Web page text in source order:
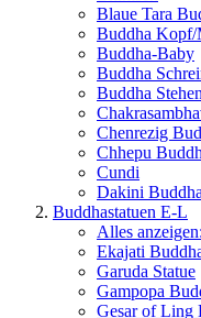
Blaue Tara
Buddha Kopf/
Buddha-Baby
Buddha
Buddha
Chenrezig
Chhepu
Cundi
Dakini
Buddhastatuen E-L
Alles
Ekajati
Garuda Statue
Gampopa
Gesar of Ling